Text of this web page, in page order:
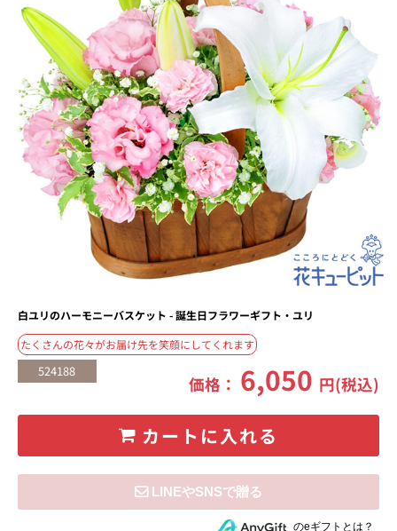
白ユリのハーモニーバスケット - 誕生日フラワーギフト・ユリ
たくさんの花々がお届け先を笑顔にしてくれます
524188
価格： 6,050 円(税込)
カートに入れる
住所を知らない相手にeギフトで贈るのeギフトとは？